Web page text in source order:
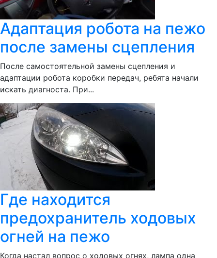
Адаптация робота на пежо
после замены сцепления
После самостоятельной замены сцепления и
адаптации робота коробки передач, ребята начали
искать диагноста. При...
Где находится
предохранитель ходовых
огней на пежо
Когда настал вопрос о ходовых огнях, лампа одна